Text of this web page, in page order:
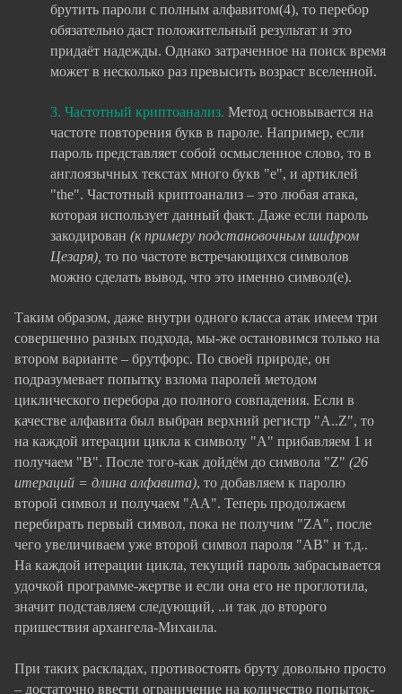
брутить пароли с полным алфавитом(4), то перебор
обязательно даст положительный результат и это
придаёт надежды. Однако затраченное на поиск время
может в несколько раз превысить возраст вселенной.
3. Частотный криптоанализ. Метод основывается на
частоте повторения букв в пароле. Например, если
пароль представляет собой осмысленное слово, то в
англоязычных текстах много букв "e", и артиклей
"the". Частотный криптоанализ – это любая атака,
которая использует данный факт. Даже если пароль
закодирован (к примеру подстановочным шифром
Цезаря), то по частоте встречающихся символов
можно сделать вывод, что это именно символ(е).
Таким образом, даже внутри одного класса атак имеем три
совершенно разных подхода, мы-же остановимся только на
втором варианте – брутфорс. По своей природе, он
подразумевает попытку взлома паролей методом
циклического перебора до полного совпадения. Если в
качестве алфавита был выбран верхний регистр "A..Z", то
на каждой итерации цикла к символу "А" прибавляем 1 и
получаем "В". После того-как дойдём до символа "Z" (26
итераций = длина алфавита), то добавляем к паролю
второй символ и получаем "АА". Теперь продолжаем
перебирать первый символ, пока не получим "ZA", после
чего увеличиваем уже второй символ пароля "АВ" и т.д..
На каждой итерации цикла, текущий пароль забрасывается
удочкой программе-жертве и если она его не проглотила,
значит подставляем следующий, ..и так до второго
пришествия архангела-Михаила.
При таких раскладах, противостоять бруту довольно просто
– достаточно ввести ограничение на количество попыток-